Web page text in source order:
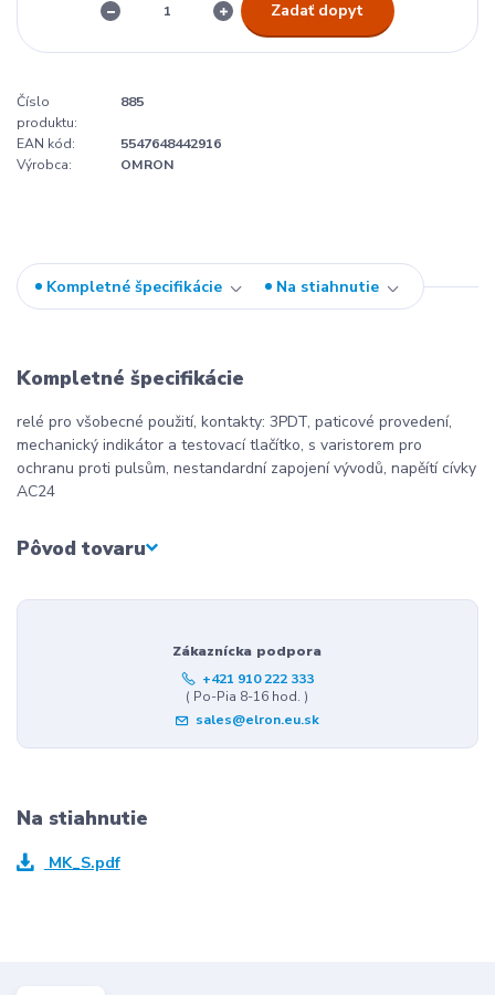
Zadať dopyt
Číslo
produktu:
885
EAN kód:
5547648442916
Výrobca:
OMRON
Kompletné špecifikácie Na stiahnutie
Kompletné špecifikácie
relé pro všobecné použití, kontakty: 3PDT, paticové provedení,
mechanický indikátor a testovací tlačítko, s varistorem pro
ochranu proti pulsům, nestandardní zapojení vývodů, napěítí cívky
AC24
Pôvod tovaru
Zákaznícka podpora
+421 910 222 333
( Po-Pia 8-16 hod. )
sales@elron.eu.sk
Na stiahnutie
MK_S.pdf